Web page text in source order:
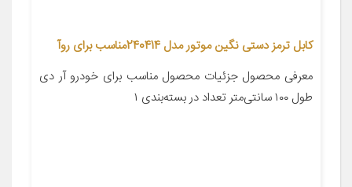
کابل ترمز دستی نگین موتور مدل 240414مناسب برای روآ
معرفی محصول جزئیات محصول مناسب برای خودرو آر دی
طول ۱۰۰ سانتی‌متر تعداد در بسته‌بندی ۱